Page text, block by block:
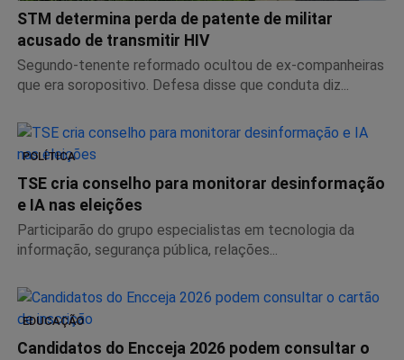
STM determina perda de patente de militar
acusado de transmitir HIV
Segundo-tenente reformado ocultou de ex-companheiras
que era soropositivo. Defesa disse que conduta diz...
POLÍTICA
TSE cria conselho para monitorar desinformação
e IA nas eleições
Participarão do grupo especialistas em tecnologia da
informação, segurança pública, relações...
EDUCAÇÃO
Candidatos do Encceja 2026 podem consultar o